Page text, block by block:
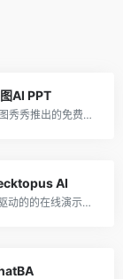
AI PPT
美图秀秀推出的免费在线AI生成PPT设计工具
AI
AI驱动的的在线演示文稿生成器